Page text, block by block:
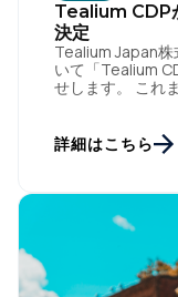
Tealium CDP
決定
Tealium Japan
いて「Tealium
せします。 これ
詳細はこちら